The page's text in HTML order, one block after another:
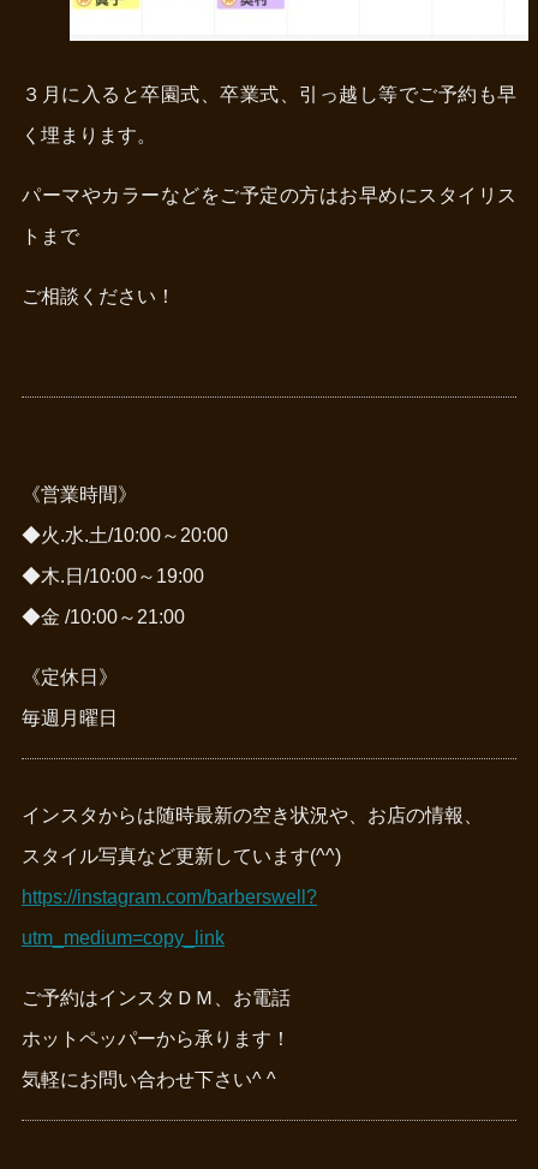
３月に入ると卒園式、卒業式、引っ越し等でご予約も早
く埋まります。
パーマやカラーなどをご予定の方はお早めにスタイリス
トまで
ご相談ください！
《営業時間》
◆火.水.土/10:00～20:00
◆木.日/10:00～19:00
◆金 /10:00～21:00
《定休日》
毎週月曜日
インスタからは随時最新の空き状況や、お店の情報、
スタイル写真など更新しています(^^)
https://instagram.com/barberswell?
utm_medium=copy_link
ご予約はインスタＤＭ、お電話
ホットペッパーから承ります！
気軽にお問い合わせ下さい^ ^